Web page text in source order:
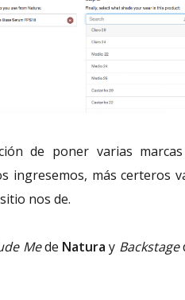
de poner varias
ingresemos, más certeros
nos de.
Mede Natura y Backstage